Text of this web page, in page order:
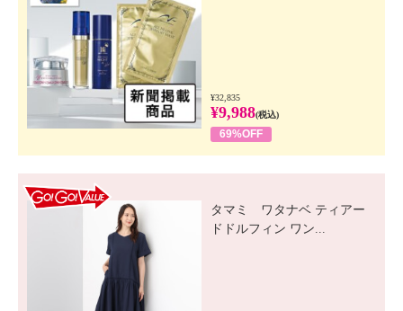
¥32,835
¥9,988(税込)
69%OFF
タマミ ワタナベ ティアー
ドドルフィン ワン...